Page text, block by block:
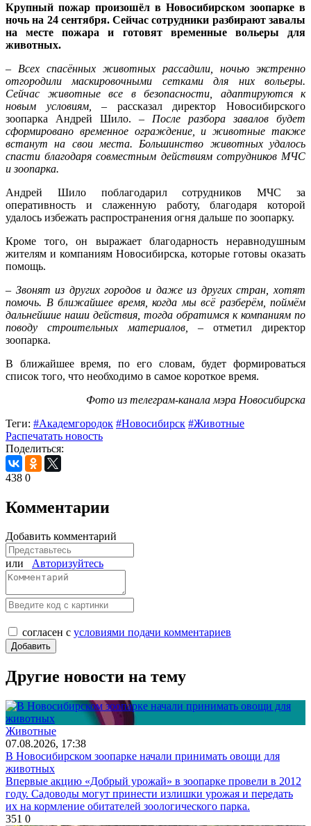
Крупный пожар произошёл в Новосибирском зоопарке в
ночь на 24 сентября. Сейчас сотрудники разбирают завалы
на месте пожара и готовят временные вольеры для
животных.
– Всех спасённых животных рассадили, ночью экстренно
отгородили маскировочными сетками для них вольеры.
Сейчас животные все в безопасности, адаптируются к
новым условиям,
– рассказал директор Новосибирского
зоопарка Андрей Шило. – После разбора завалов будет
сформировано временное ограждение, и животные также
встанут на свои места. Большинство животных удалось
спасти благодаря совместным действиям сотрудников МЧС
и зоопарка.
Андрей Шило поблагодарил сотрудников МЧС за
оперативность и слаженную работу, благодаря которой
удалось избежать распространения огня дальше по зоопарку.
Кроме того, он выражает благодарность неравнодушным
жителям и компаниям Новосибирска, которые готовы оказать
помощь.
– Звонят из других городов и даже из других стран, хотят
помочь. В ближайшее время, когда мы всё разберём, поймём
дальнейшие наши действия, тогда обратимся к компаниям по
поводу строительных материалов,
– отметил директор
зоопарка.
В ближайшее время, по его словам, будет формироваться
список того, что необходимо в самое короткое время.
Фото из телеграм-канала мэра Новосибирска
Теги: #Академгородок #Новосибирск #Животные
Распечатать новость
Поделиться:
438 0
Комментарии
Добавить комментарий
или Авторизуйтесь
согласен с условиями подачи комментариев
Другие новости на тему
Животные
07.08.2026, 17:38
В Новосибирском зоопарке начали принимать овощи для
животных
Впервые акцию «Добрый урожай» в зоопарке провели в 2012
году. Садоводы могут принести излишки урожая и передать
их на кормление обитателей зоологического парка.
351 0